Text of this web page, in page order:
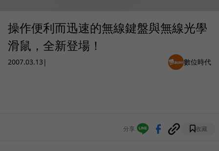
操作便利而迅速的無線鍵盤與無線光學
滑鼠，全新登場！
2007.03.13 | 數位時代
分享 收藏